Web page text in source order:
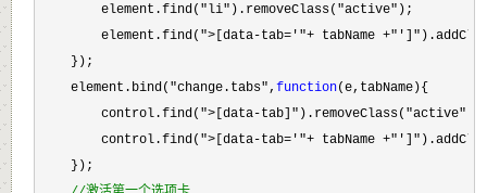
        element.find(
"li").removeClass("active" );
        element.find(
">[data-tab='"+ tabName
    });
    element.bind(
"change.tabs", function(e,tabName){
        control.find(
">[data-tab]").removeClass("active"
        control.find(
">[data-tab='"+ tabName
    });